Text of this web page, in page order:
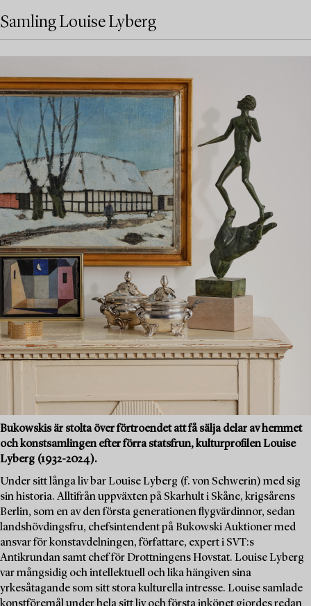
Samling Louise Lyberg
Bukowskis är stolta över förtroendet att få sälja delar av hemmet
och konstsamlingen efter förra statsfrun, kulturprofilen Louise
Lyberg (1932-2024).
Under sitt långa liv bar Louise Lyberg (f. von Schwerin) med sig
sin historia. Alltifrån uppväxten på Skarhult i Skåne, krigsårens
Berlin, som en av den första generationen flygvärdinnor, sedan
landshövdingsfru, chefsintendent på Bukowski Auktioner med
ansvar för konstavdelningen, författare, expert i SVT:s
Antikrundan samt chef för Drottningens Hovstat. Louise Lyberg
var mångsidig och intellektuell och lika hängiven sina
yrkesåtagande som sitt stora kulturella intresse. Louise samlade